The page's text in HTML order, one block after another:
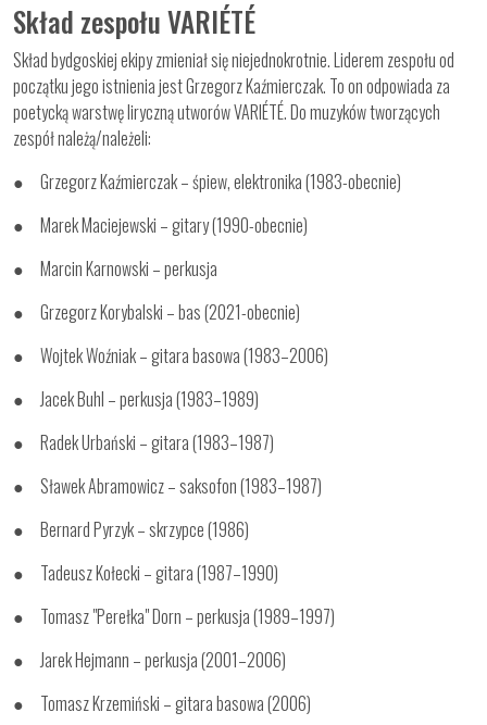
Skład zespołu VARIÉTÉ
Skład bydgoskiej ekipy zmieniał się niejednokrotnie. Liderem zespołu od
początku jego istnienia jest Grzegorz Kaźmierczak. To on odpowiada za
poetycką warstwę liryczną utworów VARIÉTÉ. Do muzyków tworzących
zespół należą/należeli:
● Grzegorz Kaźmierczak – śpiew, elektronika (1983-obecnie)
● Marek Maciejewski – gitary (1990-obecnie)
● Marcin Karnowski – perkusja
● Grzegorz Korybalski – bas (2021-obecnie)
● Wojtek Woźniak – gitara basowa (1983–2006)
● Jacek Buhl – perkusja (1983–1989)
● Radek Urbański – gitara (1983–1987)
● Sławek Abramowicz – saksofon (1983–1987)
● Bernard Pyrzyk – skrzypce (1986)
● Tadeusz Kołecki – gitara (1987–1990)
● Tomasz "Perełka" Dorn – perkusja (1989–1997)
● Jarek Hejmann – perkusja (2001–2006)
● Tomasz Krzemiński – gitara basowa (2006)